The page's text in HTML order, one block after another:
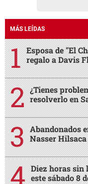
MÁS LEÍDAS
Esposa de "El
regalo a Davis
¿Tienes
resolverlo en
Abandonados
Nasser
Diez horas sin
este sábado 8